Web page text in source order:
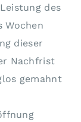
des
Wochen
dieser
Nachfrist
gemahnt